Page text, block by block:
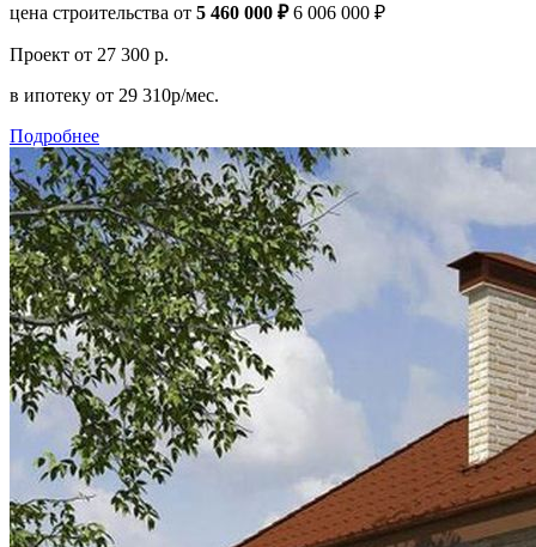
цена строительства от 5 460 000 ₽ 6 006 000 ₽
Проект от 27 300 р.
в ипотеку от 29 310р/мес.
Подробнее